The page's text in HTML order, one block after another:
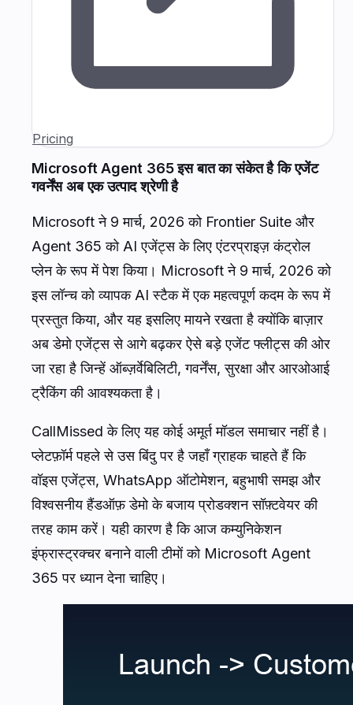
Pricing
Microsoft Agent 365 इस बात का संकेत है कि एजेंट
गवर्नेंस अब एक उत्पाद श्रेणी है
Microsoft ने 9 मार्च, 2026 को Frontier Suite और
Agent 365 को AI एजेंट्स के लिए एंटरप्राइज़ कंट्रोल
प्लेन के रूप में पेश किया। Microsoft ने 9 मार्च, 2026 को
इस लॉन्च को व्यापक AI स्टैक में एक महत्वपूर्ण कदम के रूप में
प्रस्तुत किया, और यह इसलिए मायने रखता है क्योंकि बाज़ार
अब डेमो एजेंट्स से आगे बढ़कर ऐसे बड़े एजेंट फ्लीट्स की ओर
जा रहा है जिन्हें ऑब्ज़र्वेबिलिटी, गवर्नेंस, सुरक्षा और आरओआई
ट्रैकिंग की आवश्यकता है।
CallMissed के लिए यह कोई अमूर्त मॉडल समाचार नहीं है।
प्लेटफ़ॉर्म पहले से उस बिंदु पर है जहाँ ग्राहक चाहते हैं कि
वॉइस एजेंट्स, WhatsApp ऑटोमेशन, बहुभाषी समझ और
विश्वसनीय हैंडऑफ़ डेमो के बजाय प्रोडक्शन सॉफ़्टवेयर की
तरह काम करें। यही कारण है कि आज कम्युनिकेशन
इंफ्रास्ट्रक्चर बनाने वाली टीमों को Microsoft Agent
365 पर ध्यान देना चाहिए।